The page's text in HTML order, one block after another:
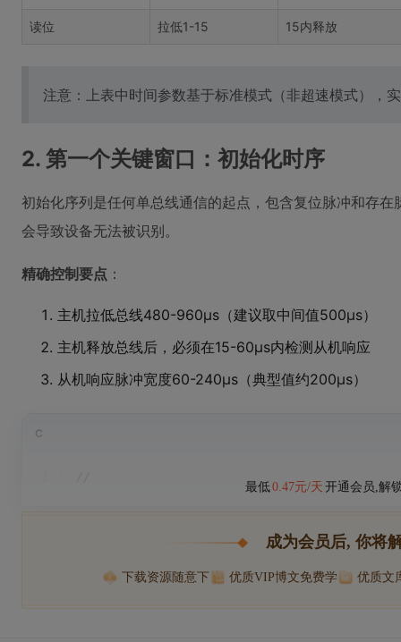
读位 拉低1-15 15内释放
注意：上表中时间参数基于标准模式（非超速模式），
2. 第一个关键窗口：初始化时序
初始化序列是任何单总线通信的起点，包含复位脉冲和存
会导致设备无法被识别。
精确控制要点 ：
主机拉低总线480-960μs（建议取中间值500μs）
主机释放总线后，必须在15-60μs内检测从机响应
从机响应脉冲宽度60-240μs（典型值约200μs）
C
最低0.47元/天 开通会员,解
成为会员后, 你将
下载资源随意下 优质VIP博文免费学 优质文